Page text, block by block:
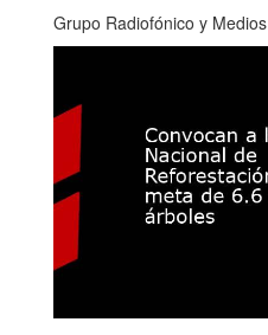
Grupo Radiofónico y Medios